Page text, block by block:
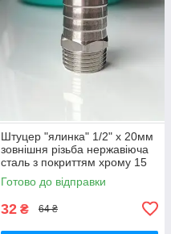
Штуцер "ялинка" 1/2" х 20мм
зовнішня різьба нержавіюча
сталь з покриттям хрому 15
мкм
Готово до відправки
32 ₴ 64 ₴